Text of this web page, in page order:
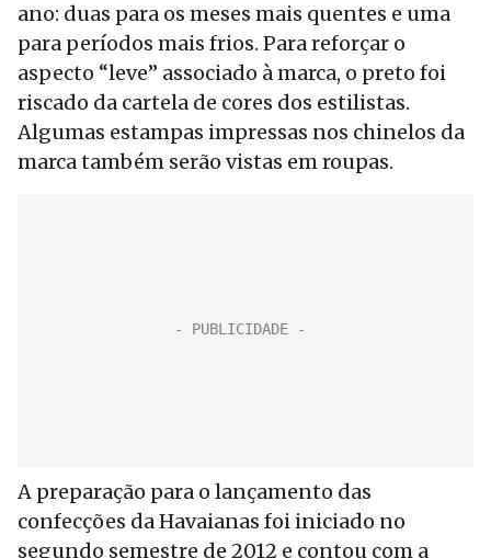
ano: duas para os meses mais quentes e uma
para períodos mais frios. Para reforçar o
aspecto “leve” associado à marca, o preto foi
riscado da cartela de cores dos estilistas.
Algumas estampas impressas nos chinelos da
marca também serão vistas em roupas.
A preparação para o lançamento das
confecções da Havaianas foi iniciado no
segundo semestre de 2012 e contou com a